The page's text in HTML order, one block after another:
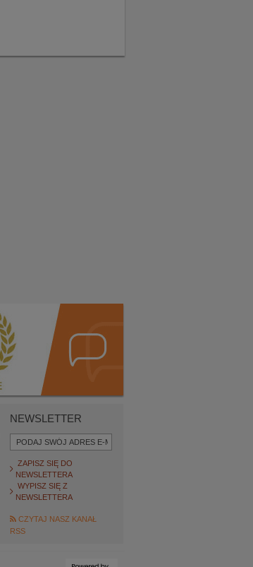
NEWSLETTER
ZAPISZ SIĘ DO
NEWSLETTERA
WYPISZ SIĘ Z
NEWSLETTERA
CZYTAJ NASZ KANAŁ
RSS